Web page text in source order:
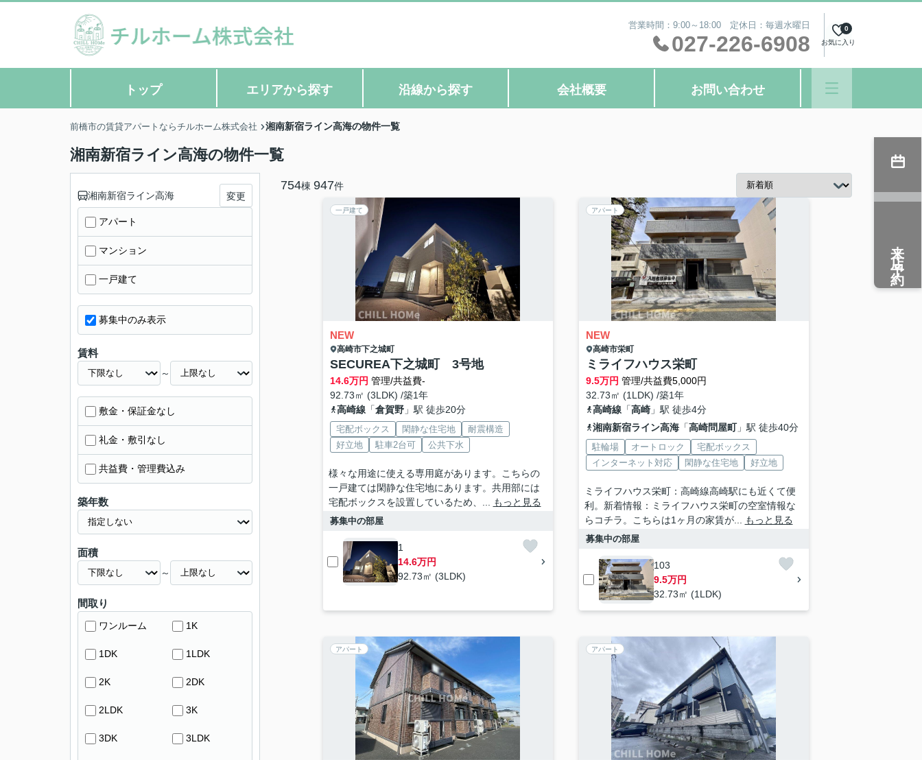
営業時間：9:00～18:00 定休日：毎週水曜日
027-226-6908 お気に入り
0
トップ エリアから探す 沿線から探す 会社概要 お問い合わせ
前橋市の賃貸アパートならチルホーム株式会社 湘南新宿ライン高海の物件一覧
湘南新宿ライン高海の物件一覧
754棟 947件
一戸建て
NEW
高崎市下之城町
SECUREA下之城町 3号地
14.6万円 管理/共益費-
92.73㎡ (3LDK) /築1年
高崎線「倉賀野」駅 徒歩20分
宅配ボックス 閑静な住宅地
耐震構造
好立地
駐車2台可 公共下水
様々な用途に使える専用庭があります。こちらの
一戸建ては閑静な住宅地にあります。共用部には
宅配ボックスを設置しているため、...
もっと見る
募集中の部屋
1
14.6万円
92.73㎡ (3LDK)
アパート
NEW
高崎市栄町
ミライフハウス栄町
9.5万円 管理/共益費5,000円
32.73㎡ (1LDK) /築1年
高崎線「高崎」駅 徒歩4分
湘南新宿ライン高海「高崎問屋町」駅 徒歩40分
駐輪場 オートロック
宅配ボックス
インターネット対応
閑静な住宅地 好立地
ミライフハウス栄町：高崎線高崎駅にも近くて便
利。新着情報：ミライフハウス栄町の空室情報な
らコチラ。こちらは1ヶ月の家賃が...
もっと見る
募集中の部屋
103
9.5万円
32.73㎡ (1LDK)
アパート アパート
湘南新宿ライン高海 変更
アパート
マンション
一戸建て
募集中のみ表示
賃料
～
敷金・保証金なし
礼金・敷引なし
共益費・管理費込み
築年数
面積
～
間取り
ワンルーム 1K
1DK 1LDK
2K 2DK
2LDK 3K
3DK 3LDK
来店予約